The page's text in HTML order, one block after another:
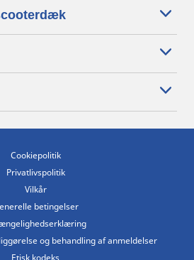
Cookiepolitik
Privatlivspolitik
Vilkår
betingelser
og behandling af anmeldelser
Etisk kodeks